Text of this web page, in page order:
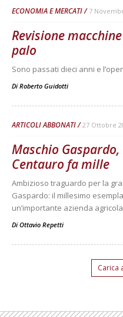
ECONOMIA E MERCATI 7
Revisione
palo
Sono passati dieci anni e
Di Roberto Guidotti
ARTICOLI ABBONATI 27 Ottobre
Maschio
Centauro fa mille
Ambizioso traguardo per la
Gaspardo: il millesimo
un’importante azienda
Di Ottavio Repetti
Carica